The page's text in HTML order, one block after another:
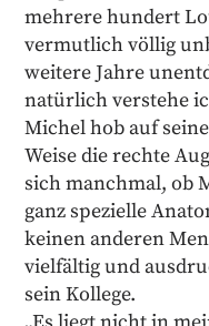
mehrere hundert
vermutlich völlig
weitere Jahre
natürlich verstehe
Michel hob auf
Weise die rechte
sich manchmal, ob
ganz spezielle
keinen anderen
vielfältig und
sein Kollege.